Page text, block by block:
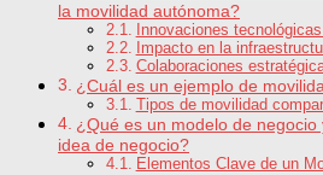
la movilidad autónoma?
Innovaciones
Impacto en la
Colaboraciones
¿Cuál es un ejemplo de
Tipos de movilidad
¿Qué es un modelo de
idea de negocio?
Elementos Clave de un